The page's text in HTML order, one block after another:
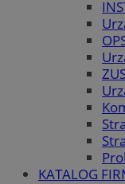
KATALOG